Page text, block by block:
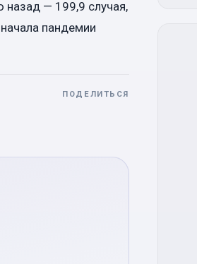
назад — 199,9 случая,
пандемии
ПОДЕЛИТЬСЯ